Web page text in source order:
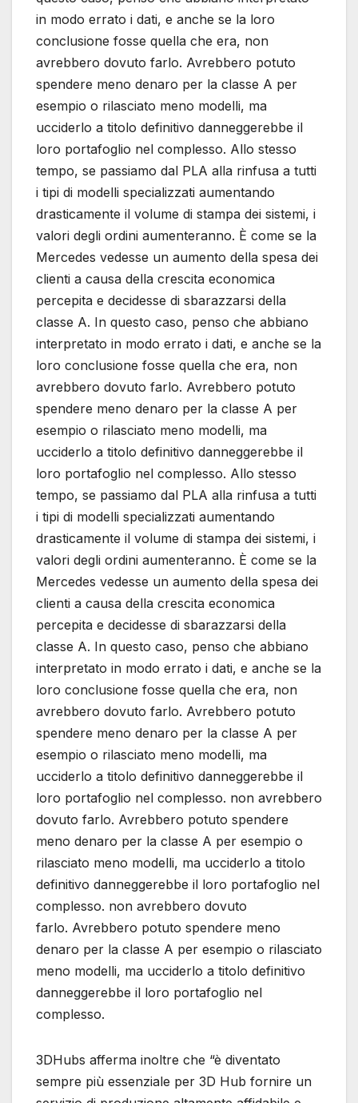
in modo errato i dati, e anche se la loro
conclusione fosse quella che era, non
avrebbero dovuto farlo. Avrebbero potuto
spendere meno denaro per la classe A per
esempio o rilasciato meno modelli, ma
ucciderlo a titolo definitivo danneggerebbe il
loro portafoglio nel complesso. Allo stesso
tempo, se passiamo dal PLA alla rinfusa a tutti
i tipi di modelli specializzati aumentando
drasticamente il volume di stampa dei sistemi, i
valori degli ordini aumenteranno. È come se la
Mercedes vedesse un aumento della spesa dei
clienti a causa della crescita economica
percepita e decidesse di sbarazzarsi della
classe A. In questo caso, penso che abbiano
interpretato in modo errato i dati, e anche se la
loro conclusione fosse quella che era, non
avrebbero dovuto farlo. Avrebbero potuto
spendere meno denaro per la classe A per
esempio o rilasciato meno modelli, ma
ucciderlo a titolo definitivo danneggerebbe il
loro portafoglio nel complesso. Allo stesso
tempo, se passiamo dal PLA alla rinfusa a tutti
i tipi di modelli specializzati aumentando
drasticamente il volume di stampa dei sistemi, i
valori degli ordini aumenteranno. È come se la
Mercedes vedesse un aumento della spesa dei
clienti a causa della crescita economica
percepita e decidesse di sbarazzarsi della
classe A. In questo caso, penso che abbiano
interpretato in modo errato i dati, e anche se la
loro conclusione fosse quella che era, non
avrebbero dovuto farlo. Avrebbero potuto
spendere meno denaro per la classe A per
esempio o rilasciato meno modelli, ma
ucciderlo a titolo definitivo danneggerebbe il
loro portafoglio nel complesso. non avrebbero
dovuto farlo. Avrebbero potuto spendere
meno denaro per la classe A per esempio o
rilasciato meno modelli, ma ucciderlo a titolo
definitivo danneggerebbe il loro portafoglio nel
complesso. non avrebbero dovuto
farlo. Avrebbero potuto spendere meno
denaro per la classe A per esempio o rilasciato
meno modelli, ma ucciderlo a titolo definitivo
danneggerebbe il loro portafoglio nel
complesso.
3DHubs afferma inoltre che “è diventato
sempre più essenziale per 3D Hub fornire un